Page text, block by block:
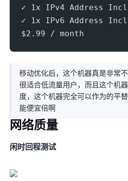
✓ 1x IPv4 Address
✓ 1x IPv6 Address
$2.99 / month
移动优化后，这个机器真是非常
很适合低流量用户，而且这个机器居然
度，这个机器完全可以作为HK/SG的平替(
能便宜4-5倍啊)
网络质量
闲时IPV4回程测试